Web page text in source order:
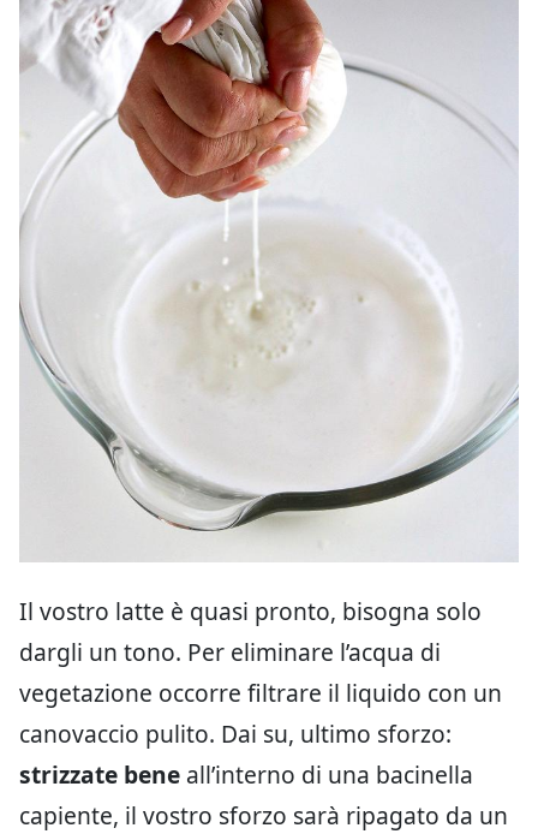
Il vostro latte è quasi pronto, bisogna solo
dargli un tono. Per eliminare l’acqua di
vegetazione occorre filtrare il liquido con un
canovaccio pulito. Dai su, ultimo sforzo:
strizzate bene all’interno di una bacinella
capiente, il vostro sforzo sarà ripagato da un